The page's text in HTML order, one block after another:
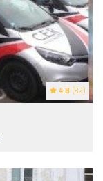
4.8 (32)